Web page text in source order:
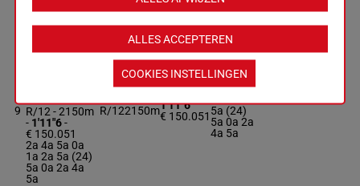
9
D'EVA
Pons Claudia
R/12 - 2150m
- 1'11"6-
€ 150.051
2a 4a 5a 0a
1a 2a 5a (24)
5a 0a 2a 4a
5a
R/122150m1'11"6
€ 150.051
2a 4a 5a
5a (24)
5a 0a 2a
4a 5a
ALLES ACCEPTEREN
COOKIES INSTELLINGEN